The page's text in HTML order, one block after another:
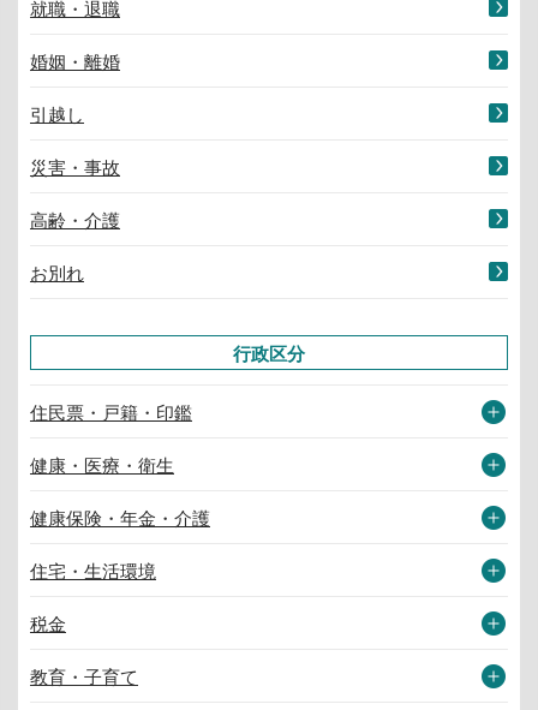
就職・退職
婚姻・離婚
引越し
災害・事故
高齢・介護
お別れ
行政区分
住民票・戸籍・印鑑
健康・医療・衛生
健康保険・年金・介護
住宅・生活環境
税金
教育・子育て